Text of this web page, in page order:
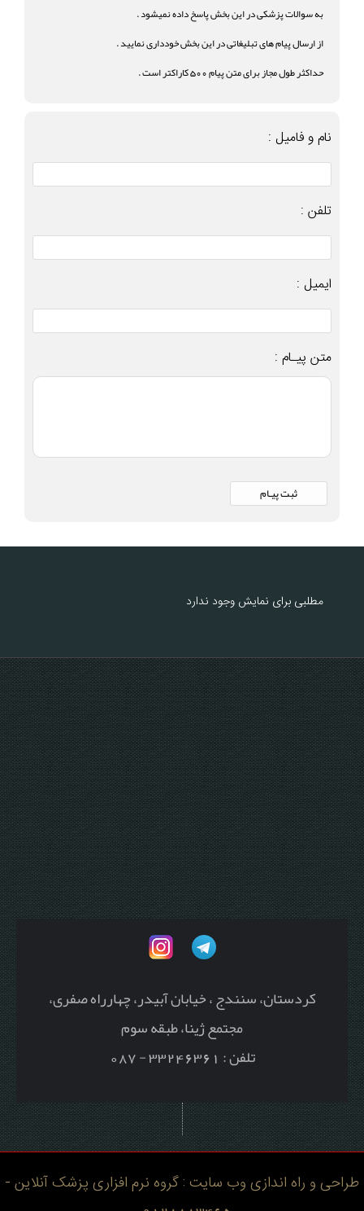
به سوالات پزشکی در این بخش پاسخ داده نمیشود .
از ارسال پیام های تبلیغاتی در این بخش خودداری نمایید .
حداکثر طول مجاز برای متن پیام 500 کاراکتر است .
نام و فامیل :
تلفن :
ایمیل :
متن پیـام :
مطلبی برای نمایش وجود ندارد
کردستان، سنندج ، خیابان آبیدر، چهارراه صفری،
مجتمع ژینا، طبقه سوم
تلفن : 33246361 - 087
طراحی و راه اندازی وب سایت : گروه نرم افزاری پزشک آنلاین -